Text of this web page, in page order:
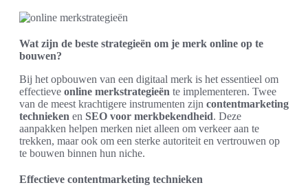
Wat zijn de beste strategieën om je merk online op te
bouwen?
Bij het opbouwen van een digitaal merk is het essentieel om
effectieve online merkstrategieën te implementeren. Twee
van de meest krachtigere instrumenten zijn contentmarketing
technieken en SEO voor merkbekendheid. Deze
aanpakken helpen merken niet alleen om verkeer aan te
trekken, maar ook om een sterke autoriteit en vertrouwen op
te bouwen binnen hun niche.
Effectieve contentmarketing technieken